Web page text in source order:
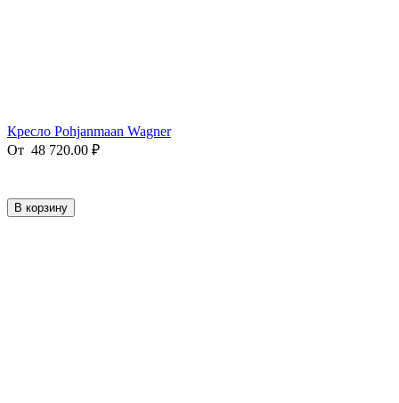
Кресло Pohjanmaan Wagner
От 48 720.00 ₽
В корзину